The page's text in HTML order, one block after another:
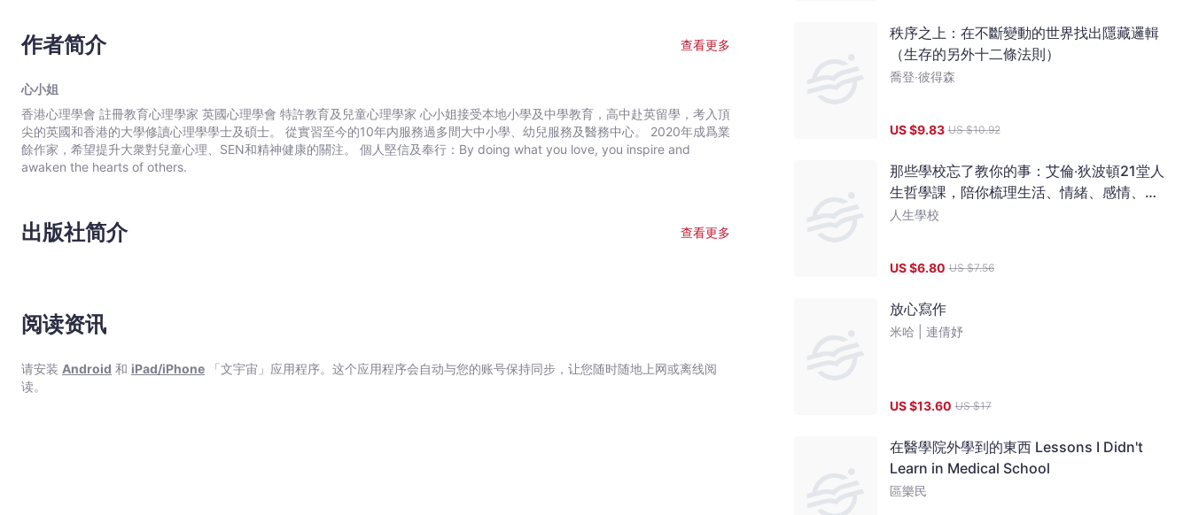
能和真我。
作者简介 查看更多
心小姐
香港心理學會 註冊教育心理學家 英國心理學會 特許教育及兒童心理學家 心小姐接受本地小學及中學教育，高中赴英留學，考入頂
尖的英國和香港的大學修讀心理學學士及碩士。 從實習至今的10年内服務過多間大中小學、幼兒服務及醫務中心。 2020年成爲業
餘作家，希望提升大衆對兒童心理、SEN和精神健康的關注。 個人堅信及奉行：By doing what you love, you inspire and
awaken the hearts of others.
出版社简介 查看更多
阅读资讯
请安装 Android 和 iPad/iPhone 「文宇宙」应用程序。这个应用程序会自动与您的账号保持同步，让您随时随地上网或离线阅
读。
秩序之上：在不斷變動的世界找出隱藏邏輯
（生存的另外十二條法則）
喬登‧彼得森
US $9.83 US $10.92
那些學校忘了教你的事：艾倫‧狄波頓21堂人
生哲學課，陪你梳理生活、情緒、感情、工
作，找回內心自由和安全感
人生學校
US $6.80 US $7.56
放心寫作
連倩妤
US $13.60 US $17
在醫學院外學到的東西 Lessons I Didn't
Learn in Medical School
區樂民